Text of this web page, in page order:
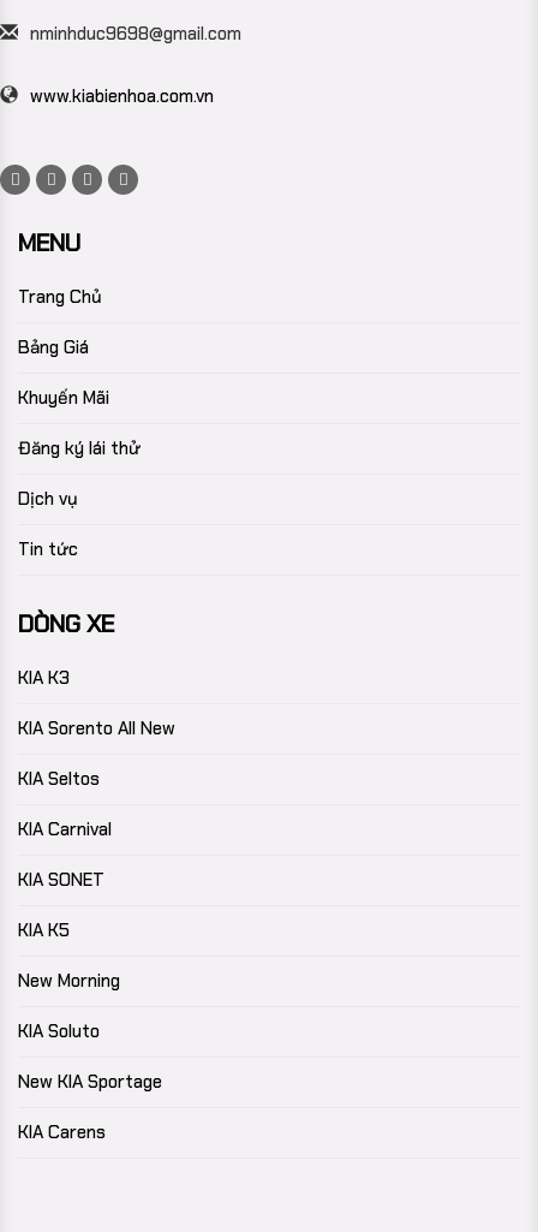
nminhduc9698@gmail.com
www.kiabienhoa.com.vn
MENU
Trang Chủ
Bảng Giá
Khuyến Mãi
Đăng ký lái thử
Dịch vụ
Tin tức
DÒNG XE
KIA K3
KIA Sorento All New
KIA Seltos
KIA Carnival
KIA SONET
KIA K5
New Morning
KIA Soluto
New KIA Sportage
KIA Carens